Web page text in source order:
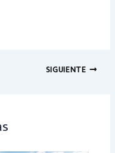
SIGUIENTE